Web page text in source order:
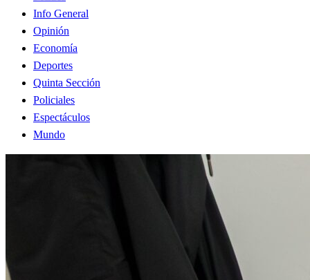
Info General
Opinión
Economía
Deportes
Quinta Sección
Policiales
Espectáculos
Mundo